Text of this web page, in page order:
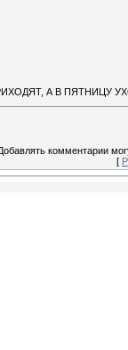
А В ПЯТНИЦУ
комментарии
[